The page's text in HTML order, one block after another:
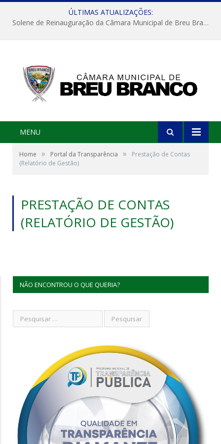
ÚLTIMAS ATUALIZAÇÕES:
Solene de Reinauguração da Câmara Municipal de Breu Branco
MENU
Home » Portal da Transparência »
Prestação de Contas
(Relatório de Gestão)
PRESTAÇÃO DE CONTAS
(RELATÓRIO DE GESTÃO)
NÃO ENCONTROU O QUE QUERIA?